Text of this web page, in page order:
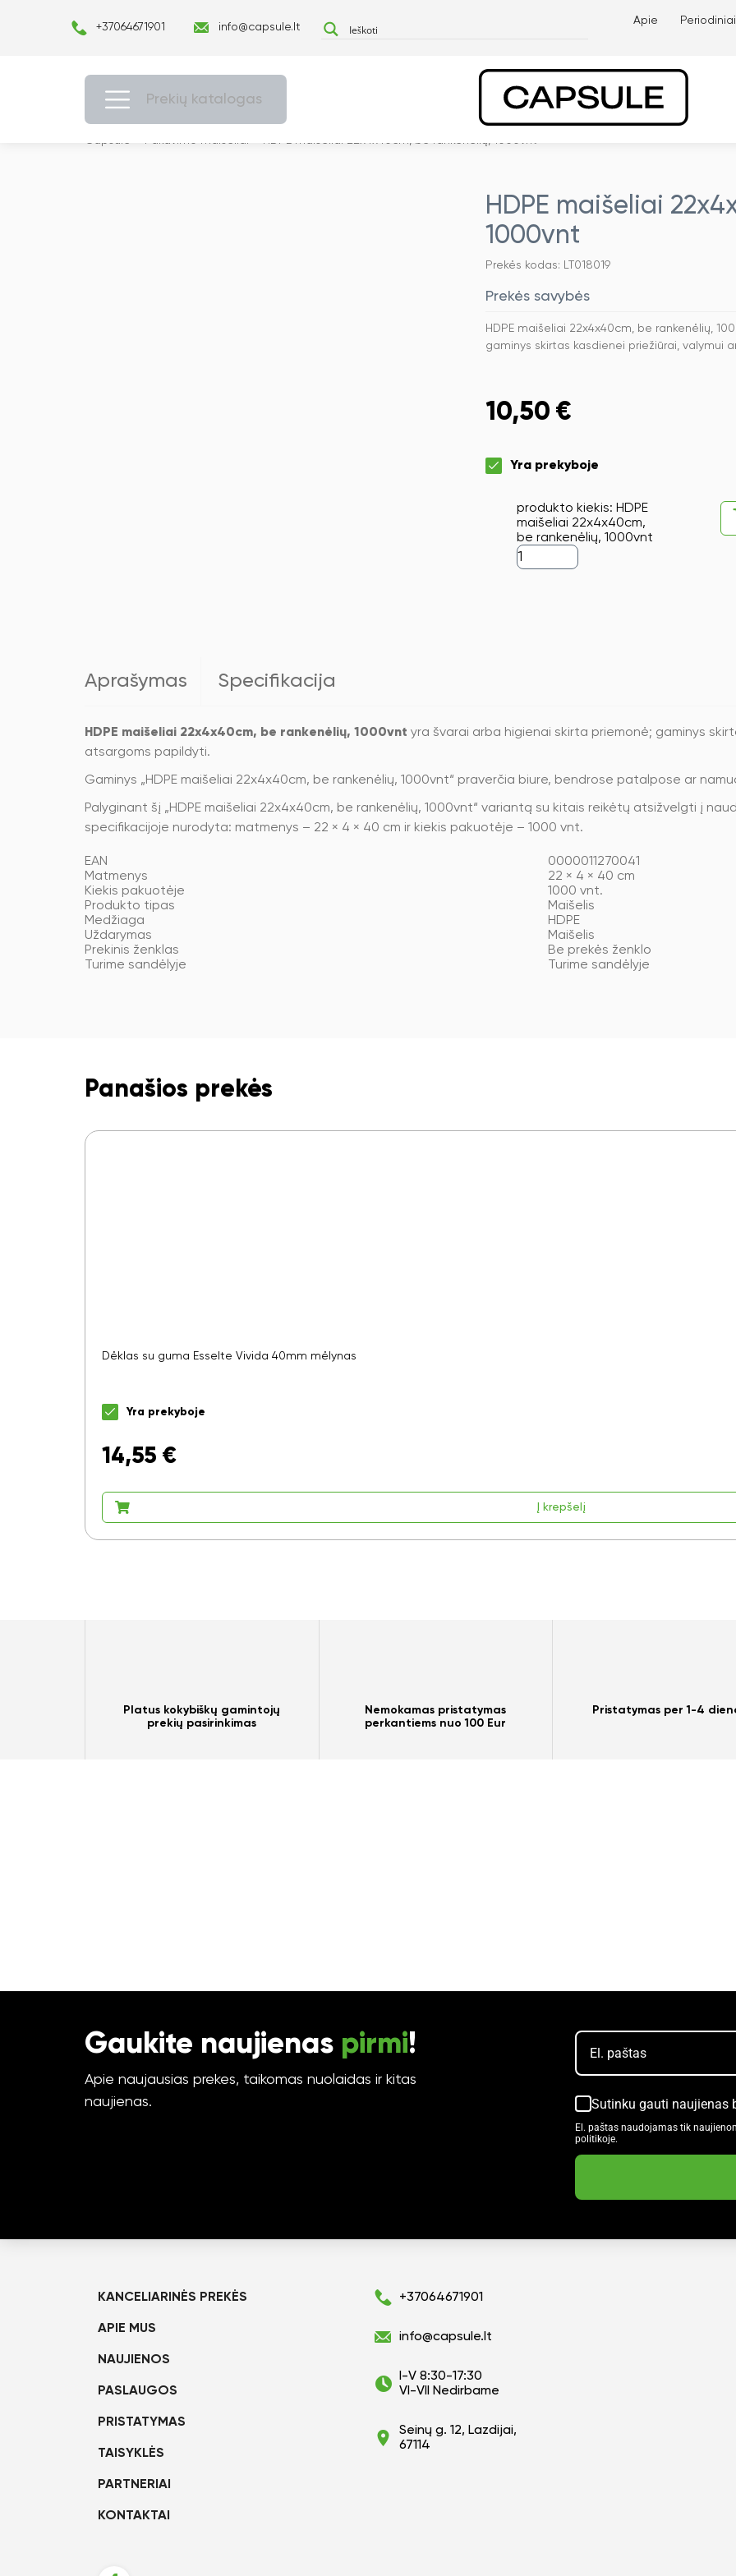
+37064671901 info@capsule.lt
Apie
Prekių katalogas
Capsulė Pakavimo maišeliai HDPE maišeliai 22x4x40cm, be rankenėlių, 1000vnt
HDPE maišeliai
1000vnt
Prekės kodas: LT018019
Prekės savybės
HDPE maišeliai 22x4x40cm, be rankenėlių,
gaminys skirtas kasdienei priežiūrai, valymui
10,50 €
Yra prekyboje
produkto kiekis: HDPE
maišeliai 22x4x40cm,
be rankenėlių, 1000vnt
Aprašymas Specifikacija
HDPE maišeliai 22x4x40cm, be rankenėlių, 1000vnt yra švarai arba higienai skirta priemonė; gaminys
atsargoms papildyti.
Gaminys „HDPE maišeliai 22x4x40cm, be rankenėlių, 1000vnt“ praverčia biure, bendrose patalpose ar
Palyginant šį „HDPE maišeliai 22x4x40cm, be rankenėlių, 1000vnt“ variantą su kitais reikėtų atsižvelgti į
specifikacijoje nurodyta: matmenys – 22 × 4 × 40 cm ir kiekis pakuotėje – 1000 vnt.
EAN
0000011270041
Matmenys
22 × 4 × 40 cm
Kiekis pakuotėje
1000 vnt.
Produkto tipas
Maišelis
Medžiaga
HDPE
Uždarymas
Maišelis
Prekinis ženklas
Be prekės ženklo
Turime sandėlyje
Turime sandėlyje
Panašios prekės
Dėklas su guma Esselte Vivida 40mm mėlynas
Yra prekyboje
14,55 €
Į krepšelį
Platus kokybiškų gamintojų
prekių pasirinkimas
Nemokamas pristatymas
perkantiems nuo 100 Eur
Pristatymas per 1-4
Gaukite naujienas pirmi!
Apie naujausias prekes, taikomas nuolaidas ir kitas
naujienas.
Sutinku gauti naujienas
El. paštas naudojamas tik
politikoje.
KANCELIARINĖS PREKĖS
APIE MUS
NAUJIENOS
PASLAUGOS
PRISTATYMAS
TAISYKLĖS
PARTNERIAI
KONTAKTAI
+37064671901
info@capsule.lt
I-V 8:30-17:30
VI-VII Nedirbame
Seinų g. 12, Lazdijai,
67114